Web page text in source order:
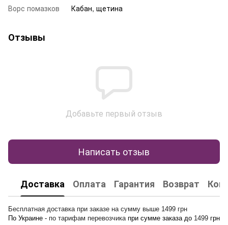
Ворс помазков
Кабан, щетина
Отзывы
Добавьте первый отзыв
Написать отзыв
Доставка Оплата Гарантия Возврат
Бесплатная доставка при заказе на сумму выше 1499 грн
По Украине - по тарифам перевозчика при сумме заказа до 1499 грн